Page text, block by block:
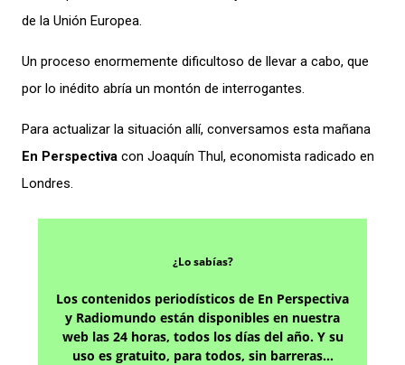
de la Unión Europea.
Un proceso enormemente dificultoso de llevar a cabo, que
por lo inédito abría un montón de interrogantes.
Para actualizar la situación allí, conversamos esta mañana
En Perspectiva con Joaquín Thul, economista radicado en
Londres.
¿Lo sabías?
Los contenidos periodísticos de En Perspectiva
y Radiomundo están disponibles en nuestra
web las 24 horas, todos los días del año. Y su
uso es gratuito, para todos, sin barreras…